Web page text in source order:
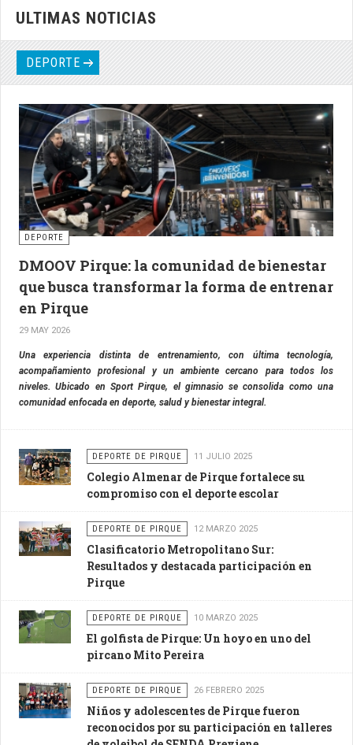
ULTIMAS NOTICIAS
DEPORTE
DEPORTE
DMOOV Pirque: la comunidad de bienestar
que busca transformar la forma de entrenar
en Pirque
29 MAY 2026
Una experiencia distinta de entrenamiento, con última tecnología,
acompañamiento profesional y un ambiente cercano para todos los
niveles. Ubicado en Sport Pirque, el gimnasio se consolida como una
comunidad enfocada en deporte, salud y bienestar integral.
DEPORTE DE PIRQUE 11 JULIO 2025
Colegio Almenar de Pirque fortalece su
compromiso con el deporte escolar
DEPORTE DE PIRQUE 12 MARZO 2025
Clasificatorio Metropolitano Sur:
Resultados y destacada participación en
Pirque
DEPORTE DE PIRQUE 10 MARZO 2025
El golfista de Pirque: Un hoyo en uno del
pircano Mito Pereira
DEPORTE DE PIRQUE 26 FEBRERO 2025
Niños y adolescentes de Pirque fueron
reconocidos por su participación en talleres